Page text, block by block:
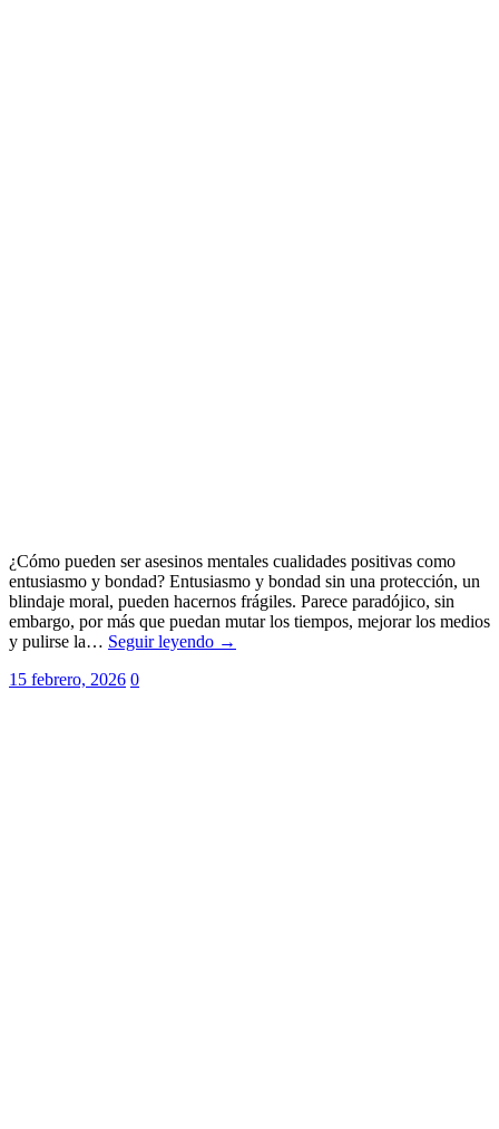
¿Cómo pueden ser asesinos mentales cualidades positivas como
entusiasmo y bondad? Entusiasmo y bondad sin una protección, un
blindaje moral, pueden hacernos frágiles. Parece paradójico, sin
embargo, por más que puedan mutar los tiempos, mejorar los medios
y pulirse la… Seguir leyendo →
15 febrero, 2026 0